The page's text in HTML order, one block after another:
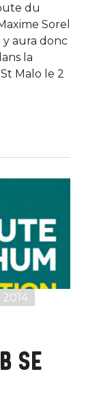
du
Sorel
y aura donc
la
Malo le 2
2014
SE